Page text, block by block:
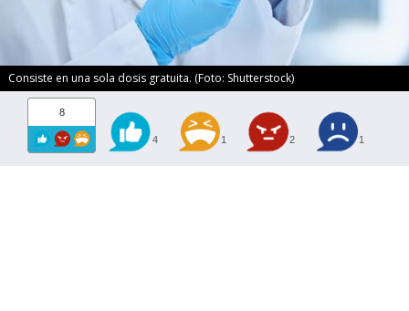
Consiste en una sola dosis gratuita. (Foto: Shutterstock)
8
4 1 2 1